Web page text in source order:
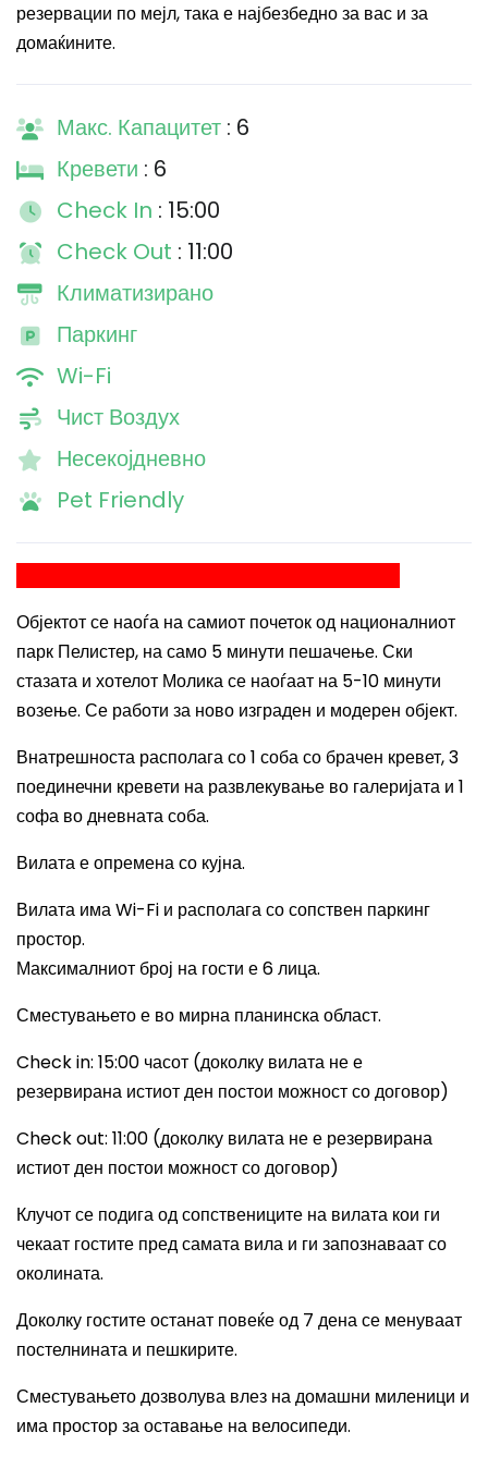
резервации по мејл, така е најбезбедно за вас и за
домаќините.
Макс. Капацитет : 6
Кревети : 6
Check In : 15:00
Check Out : 11:00
Климатизирано
Паркинг
Wi-Fi
Чист Воздух
Несекојдневно
Pet Friendly
Објектот се наоѓа на самиот почеток од националниот
парк Пелистер, на само 5 минути пешачење. Ски
стазата и хотелот Молика се наоѓаат на 5-10 минути
возење. Се работи за ново изграден и модерен објект.
Внатрешноста располага со 1 соба со брачен кревет, 3
поединечни кревети на развлекување во галеријата и 1
софа во дневната соба.
Вилата е опремена со кујна.
Вилата имаWi-Fi и располага со сопствен паркинг
простор.
Максималниот број на гости е 6 лица.
Сместувањето е во мирна планинска област.
Check in: 15:00 часот (доколку вилата не е
резервирана истиот ден постои можностсодоговор)
Check out: 11:00 (доколку вилата не е резервирана
истиот ден постои можностсодоговор)
Клучот се подига од сопствениците на вилата кои ги
чекаат гостите пред самата вила и ги запознаваат со
околината.
Доколку гостите останат повеќе од 7 дена се менуваат
постелнината и пешкирите.
Сместувањето дозволува влез на домашни миленици и
има простор за оставање на велосипеди.